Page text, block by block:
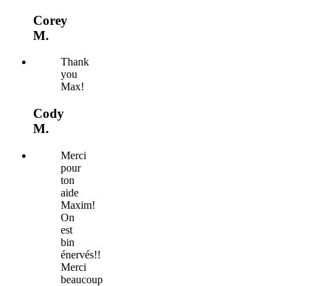
Corey
M.
Thank
you
Max!
Cody
M.
Merci
pour
ton
aide
Maxim!
On
est
bin
énervés!!
Merci
beaucoup